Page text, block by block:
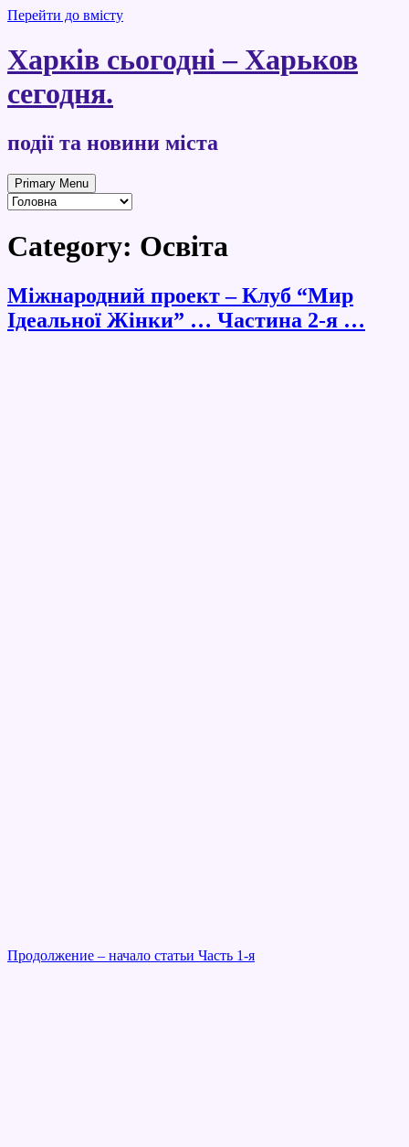
Перейти до вмісту
Харків сьогодні – Харьков
сегодня.
події та новини міста
Primary Menu
Category: Освіта
Міжнародний проект – Клуб “Мир
Iдеальної Жінки” … Частина 2-я …
Продолжение – начало статьи Часть 1-я